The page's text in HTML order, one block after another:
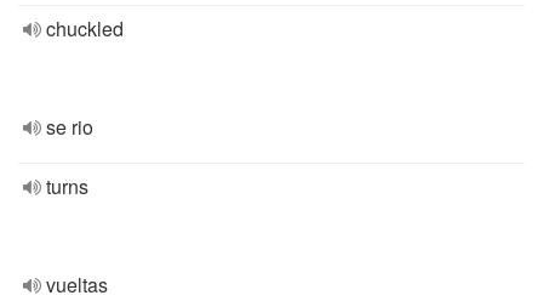
chuckled
se rio
turns
vueltas